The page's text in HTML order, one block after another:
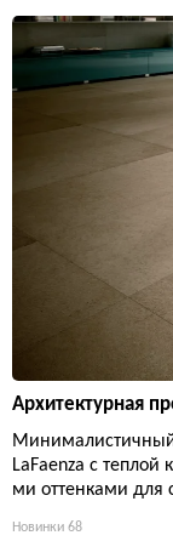
Архитектурная
Минималистичный
LaFaenza с
ми оттенками для
Новинки 68